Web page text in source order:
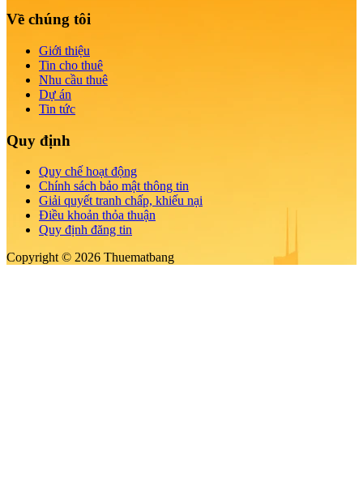
Về chúng tôi
Giới thiệu
Tin cho thuê
Nhu cầu thuê
Dự án
Tin tức
Quy định
Quy chế hoạt động
Chính sách bảo mật thông tin
Giải quyết tranh chấp, khiếu nại
Điều khoản thỏa thuận
Quy định đăng tin
Copyright © 2026 Thuematbang